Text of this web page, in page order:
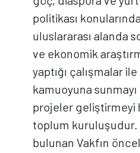
politikası
uluslararası alanda
ve ekonomik
yaptığı çalışmalar
kamuoyuna
projeler geliştirmeyi
toplum kuruluşudur.
bulunan Vakfın